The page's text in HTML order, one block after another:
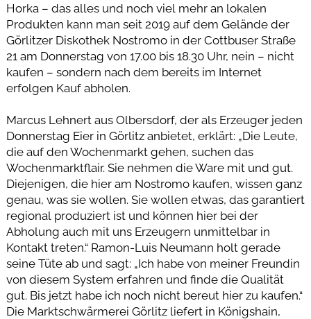
Horka – das alles und noch viel mehr an lokalen
Produkten kann man seit 2019 auf dem Gelände der
Görlitzer Diskothek Nostromo in der Cottbuser Straße
21 am Donnerstag von 17.00 bis 18.30 Uhr, nein – nicht
kaufen – sondern nach dem bereits im Internet
erfolgen Kauf abholen.
Marcus Lehnert aus Olbersdorf, der als Erzeuger jeden
Donnerstag Eier in Görlitz anbietet, erklärt: „Die Leute,
die auf den Wochenmarkt gehen, suchen das
Wochenmarktflair. Sie nehmen die Ware mit und gut.
Diejenigen, die hier am Nostromo kaufen, wissen ganz
genau, was sie wollen. Sie wollen etwas, das garantiert
regional produziert ist und können hier bei der
Abholung auch mit uns Erzeugern unmittelbar in
Kontakt treten.“ Ramon-Luis Neumann holt gerade
seine Tüte ab und sagt: „Ich habe von meiner Freundin
von diesem System erfahren und finde die Qualität
gut. Bis jetzt habe ich noch nicht bereut hier zu kaufen.“
Die Marktschwärmerei Görlitz liefert in Königshain,